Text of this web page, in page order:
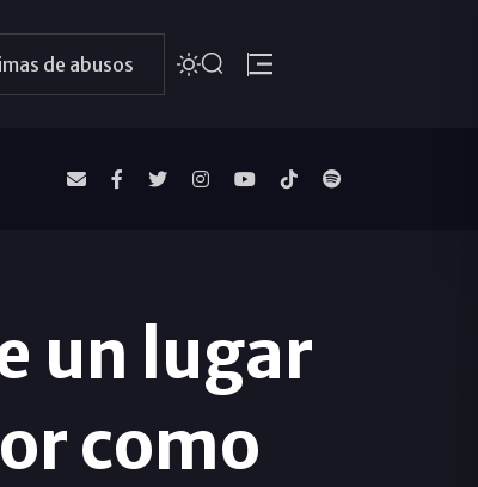
de abusos
un lugar
como